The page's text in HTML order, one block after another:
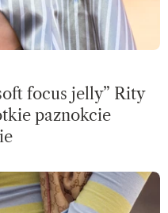
focus jelly” Rity
paznokcie